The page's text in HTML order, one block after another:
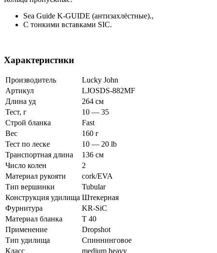
Sea Guide K-GUIDE (антизахлёстные).,
С тонкими вставками SIC.
Характеристики
Производитель
Lucky John
Артикул
LJOSDS-882MF
Длина уд
264 см
Тест, г
10 — 35
Строй бланка
Fast
Вес
160 г
Тест по леске
10 — 20 lb
Транспортная длина
136 см
Число колен
2
Материал рукояти
cork/EVA
Тип вершинки
Tubular
Конструкция удилища Штекерная
Фурнитура
KR-SiC
Материал бланка
T 40
Применение
Dropshot
Тип удилища
Спиннинговое
Класс
medium heavy